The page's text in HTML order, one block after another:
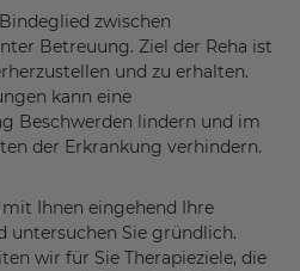
zwischen
Betreuung. Ziel der Reha ist
und zu erhalten.
kann eine
Beschwerden lindern und im
der Erkrankung verhindern.
Ihnen eingehend Ihre
untersuchen Sie gründlich.
wir für Sie Therapieziele, die